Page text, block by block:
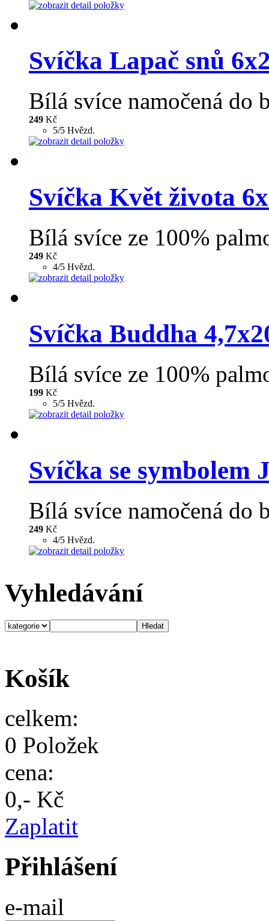
Svíčka Lapač snů
Bílá svíce namočená do
249 Kč
5/5 Hvězd.
Svíčka Květ života
Bílá svíce ze 100%
249 Kč
4/5 Hvězd.
Svíčka Buddha
Bílá svíce ze 100%
199 Kč
5/5 Hvězd.
Svíčka se symbolem
Bílá svíce namočená do
249 Kč
4/5 Hvězd.
Vyhledávání
Košík
celkem:
0 Položek
cena:
0,- Kč
Zaplatit
Přihlášení
e-mail